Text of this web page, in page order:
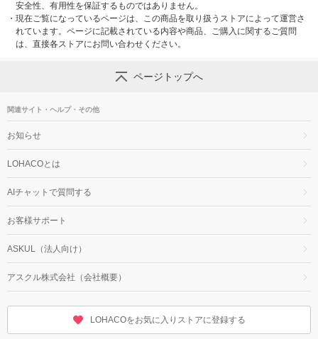
安全性、有用性を保証するものではありません。
・ 現在ご覧になっているページは、この商品を取り扱うストアによって運営さ
れています。ページに記載されている内容や商品、ご購入に関するご質問
は、直接各ストアにお問い合わせください。
ページトップへ
関連サイト・ヘルプ・その他
お知らせ
LOHACOとは
AIチャットで質問する
お客様サポート
ASKUL（法人向け）
アスクル株式会社（会社概要）
LOHACOをお気に入りストアに登録する